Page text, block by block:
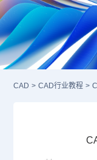
CAD > CAD行业教程 >